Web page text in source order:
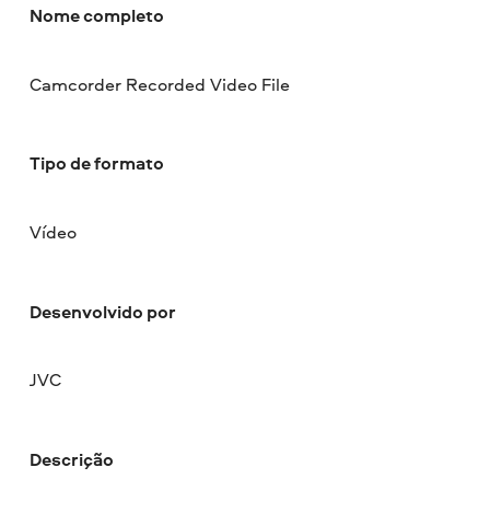
Nome completo
Camcorder Recorded Video File
Tipo de formato
Vídeo
Desenvolvido por
JVC
Descrição